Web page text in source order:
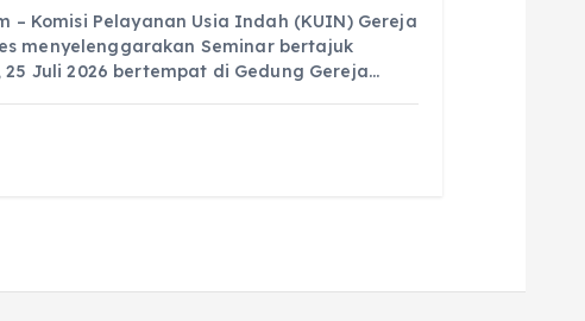
Komisi Pelayanan Usia Indah (KUIN) Gereja
menyelenggarakan Seminar bertajuk
Juli 2026 bertempat di Gedung Gereja…